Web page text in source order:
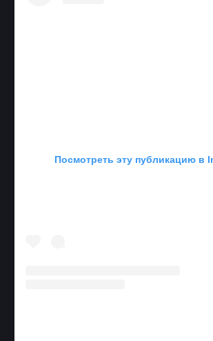
Посмотреть эту публикацию в